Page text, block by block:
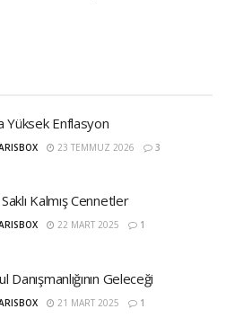
Yüksek Enflasyon
23 TEMMUZ 2026 3
Kalmış Cennetler
22 MART 2025 1
Danışmanlığının Geleceği
21 MART 2025 1